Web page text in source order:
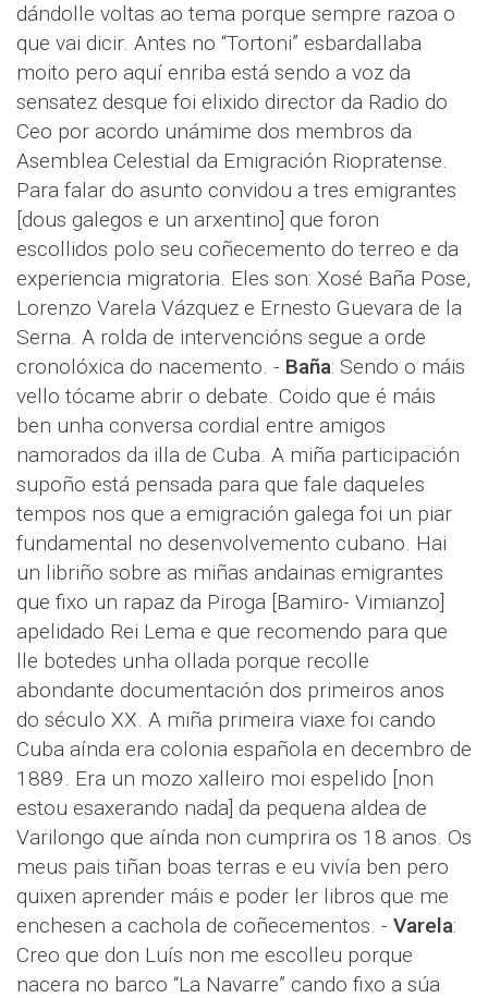
dándolle voltas ao tema porque sempre razoa o
que vai dicir. Antes no “Tortoni” esbardallaba
moito pero aquí enriba está sendo a voz da
sensatez desque foi elixido director da Radio do
Ceo por acordo unámime dos membros da
Asemblea Celestial da Emigración Riopratense.
Para falar do asunto convidou a tres emigrantes
[dous galegos e un arxentino] que foron
escollidos polo seu coñecemento do terreo e da
experiencia migratoria. Eles son: Xosé Baña Pose,
Lorenzo Varela Vázquez e Ernesto Guevara de la
Serna. A rolda de intervencións segue a orde
cronolóxica do nacemento. - Baña: Sendo o máis
vello tócame abrir o debate. Coido que é máis
ben unha conversa cordial entre amigos
namorados da illa de Cuba. A miña participación
supoño está pensada para que fale daqueles
tempos nos que a emigración galega foi un piar
fundamental no desenvolvemento cubano. Hai
un libriño sobre as miñas andainas emigrantes
que fixo un rapaz da Piroga [Bamiro- Vimianzo]
apelidado Rei Lema e que recomendo para que
lle botedes unha ollada porque recolle
abondante documentación dos primeiros anos
do século XX. A miña primeira viaxe foi cando
Cuba aínda era colonia española en decembro de
1889. Era un mozo xalleiro moi espelido [non
estou esaxerando nada] da pequena aldea de
Varilongo que aínda non cumprira os 18 anos. Os
meus pais tiñan boas terras e eu vivía ben pero
quixen aprender máis e poder ler libros que me
enchesen a cachola de coñecementos. - Varela:
Creo que don Luís non me escolleu porque
nacera no barco “La Navarre” cando fixo a súa